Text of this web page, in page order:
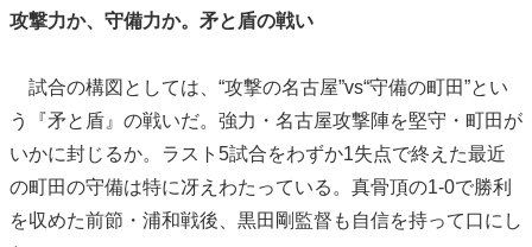
攻撃力か、守備力か。矛と盾の戦い
試合の構図としては、“攻撃の名古屋”vs“守備の町田”とい
う『矛と盾』の戦いだ。強力・名古屋攻撃陣を堅守・町田が
いかに封じるか。ラスト5試合をわずか1失点で終えた最近
の町田の守備は特に冴えわたっている。真骨頂の1-0で勝利
を収めた前節・浦和戦後、黒田剛監督も自信を持って口にし